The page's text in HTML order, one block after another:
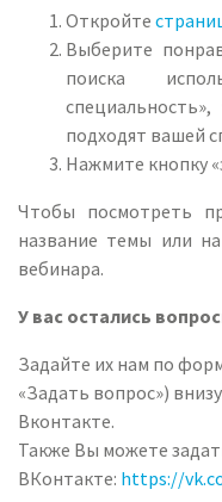
Откройте
Выберите
поиска
подходят вашей
Нажмите кнопку
Чтобы посмотреть
название темы или
вебинара.
У вас остались
Задайте их нам по
«Задать вопрос»)
Вконтакте.
Также Вы можете
ВКонтакте: https://